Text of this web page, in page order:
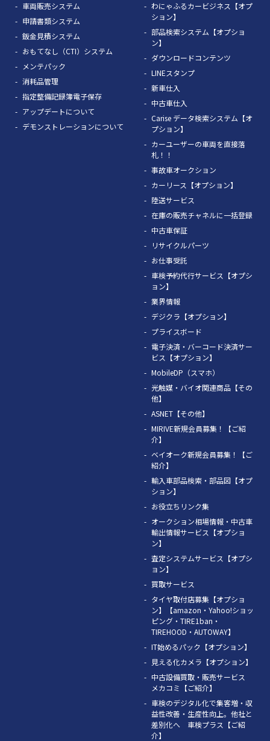
車両販売システム
申請書類システム
鈑金見積システム
おもてなし（CTI）システム
メンテパック
消耗品管理
指定整備記録簿電子保存
アップデートについて
デモンストレーションについて
わにゃふるカービジネス【オプ
ション】
部品検索システム【オプショ
ン】
ダウンロードコンテンツ
LINEスタンプ
新車仕入
中古車仕入
Carise データ検索システム【オ
プション】
カーユーザーの車両を直接落
札！！
事故車オークション
カーリース【オプション】
陸送サービス
在庫の販売チャネルに一括登録
中古車保証
リサイクルパーツ
お仕事受託
車検予約代行サービス【オプシ
ョン】
業界情報
デジクラ【オプション】
プライスボード
電子決済・バーコード決済サー
ビス【オプション】
MobileDP（スマホ）
光触媒・バイオ関連商品【その
他】
ASNET【その他】
MIRIVE新規会員募集！【ご紹
介】
ベイオーク新規会員募集！【ご
紹介】
輸入車部品検索・部品図【オプ
ション】
お役立ちリンク集
オークション相場情報・中古車
輸出情報サービス【オプショ
ン】
査定システムサービス【オプシ
ョン】
買取サービス
タイヤ取付店募集【オプショ
ン】【amazon・Yahoo!ショッ
ピング・TIRE1ban・
TIREHOOD・AUTOWAY】
IT始めるパック【オプション】
見える化カメラ【オプション】
中古設備買取・販売サービス
メカコミ【ご紹介】
車検のデジタル化で集客増・収
益性改善・生産性向上。他社と
差別化へ 車検プラス【ご紹
介】